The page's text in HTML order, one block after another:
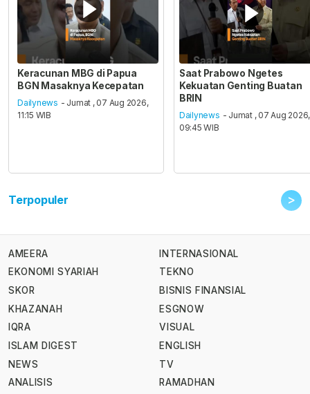
Keracunan MBG di Papua
BGN Masaknya Kecepatan
Dailynews - Jumat , 07 Aug 2026,
11:15 WIB
Saat Prabowo Ngetes
Kekuatan Genting Buatan
BRIN
Dailynews - Jumat , 07 Aug 2026,
09:45 WIB
Terpopuler >
AMEERA
EKONOMI SYARIAH
SKOR
KHAZANAH
IQRA
ISLAM DIGEST
NEWS
ANALISIS
INTERNASIONAL
TEKNO
BISNIS FINANSIAL
ESGNOW
VISUAL
ENGLISH
TV
RAMADHAN